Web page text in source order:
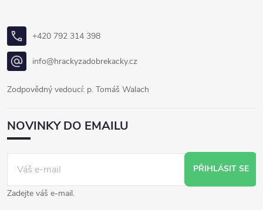
+420 792 314 398
info@hrackyzadobrekacky.cz
Zodpovědný vedoucí: p. Tomáš Walach
NOVINKY DO EMAILU
PŘIHLÁSIT SE
Zadejte váš e-mail.